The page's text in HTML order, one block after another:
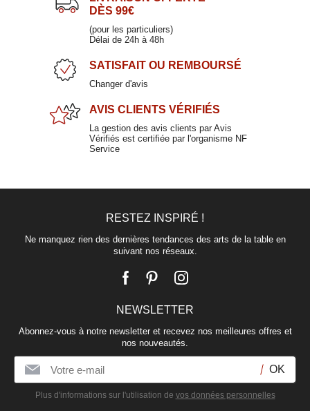
DÈS 99€
(pour les particuliers)
Délai de 24h à 48h
SATISFAIT OU REMBOURSÉ
Changer d'avis
AVIS CLIENTS VÉRIFIÉS
La gestion des avis clients par Avis
Vérifiés est certifiée par l'organisme NF
Service
RESTEZ INSPIRÉ !
Ne manquez rien des dernières tendances des arts de la table en
suivant nos réseaux.
NEWSLETTER
Abonnez-vous à notre newsletter et recevez nos meilleures offres et
nos nouveautés.
Plus d'informations sur l'utilisation de vos données personnelles